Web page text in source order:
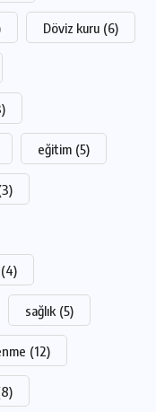
Döviz kuru (6)
eğitim (5)
(4)
sağlık (5)
(12)